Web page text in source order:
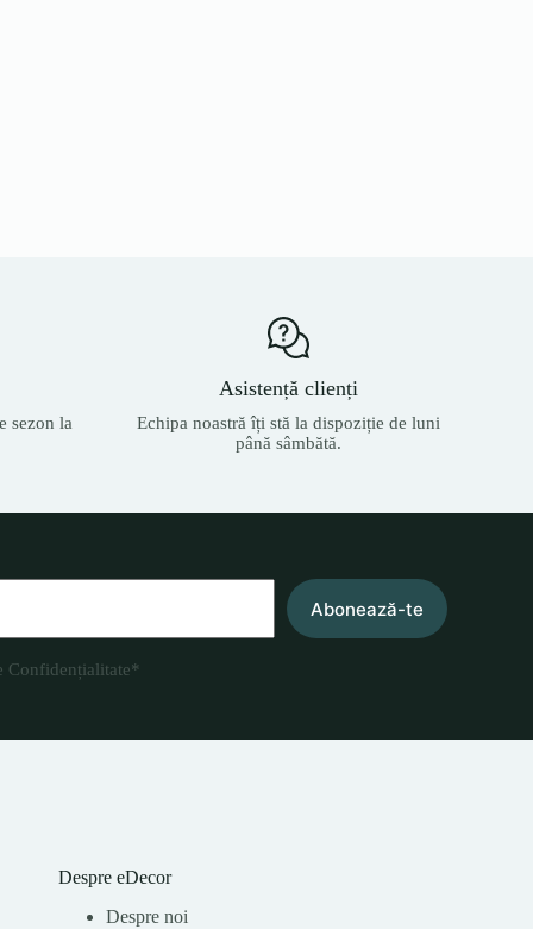
sezon la
Asistență clienți
Echipa noastră îți stă la dispoziție de luni
până sâmbătă.
Abonează-te
Confidențialitate*
Despre eDecor
Despre noi